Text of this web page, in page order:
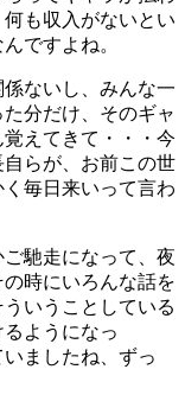
も収入がないとい
ですよね。
ないし、みんな一
分だけ、そのギャ
えてきて・・・今
らが、お前この世
毎日来いって言わ
馳走になって、夜
時にいろんな話を
いうことしている
ようになっ
ましたね、ずっ